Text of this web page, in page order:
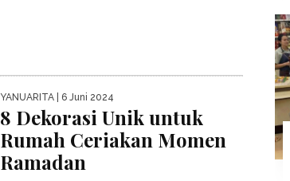
YANUARITA | 6 Juni 2024
8 Dekorasi Unik untuk
Rumah Ceriakan Momen
Ramadan